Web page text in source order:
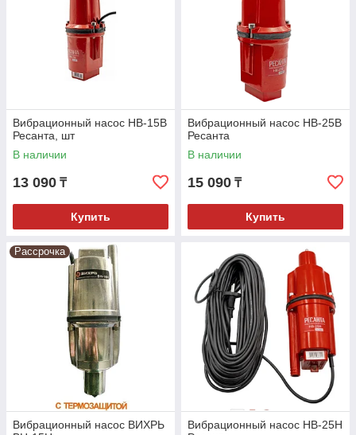
Вибрационный насос НВ-15В
Ресанта, шт
В наличии
13 090 ₸
Купить
Вибрационный насос НВ-25В
Ресанта
В наличии
15 090 ₸
Купить
Рассрочка
Вибрационный насос ВИХРЬ
Вибрационный насос НВ-25Н